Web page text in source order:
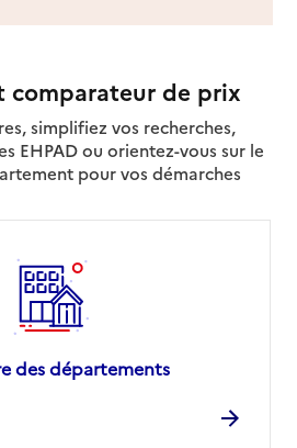
comparateur de prix
simplifiez vos recherches,
EHPAD ou orientez-vous sur le
pour vos démarches
des départements